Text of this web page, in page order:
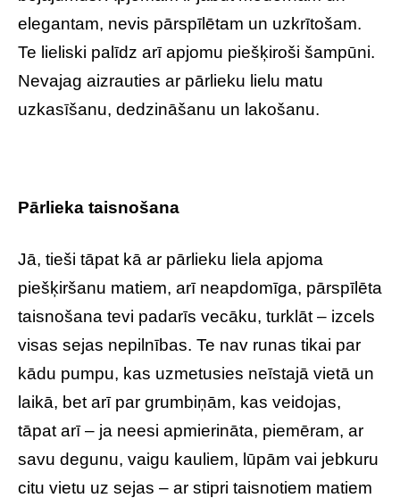
elegantam, nevis pārspīlētam un uzkrītošam.
Te lieliski palīdz arī apjomu piešķiroši šampūni.
Nevajag aizrauties ar pārlieku lielu matu
uzkasīšanu, dedzināšanu un lakošanu.
Pārlieka taisnošana
Jā, tieši tāpat kā ar pārlieku liela apjoma
piešķiršanu matiem, arī neapdomīga, pārspīlēta
taisnošana tevi padarīs vecāku, turklāt – izcels
visas sejas nepilnības. Te nav runas tikai par
kādu pumpu, kas uzmetusies neīstajā vietā un
laikā, bet arī par grumbiņām, kas veidojas,
tāpat arī – ja neesi apmierināta, piemēram, ar
savu degunu, vaigu kauliem, lūpām vai jebkuru
citu vietu uz sejas – ar stipri taisnotiem matiem